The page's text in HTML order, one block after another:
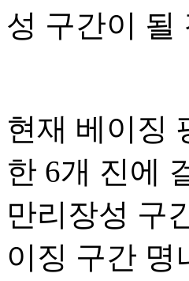
성 구간이 될
현재 베이징
한 6개 진에
만리장성 구
이징 구간 명